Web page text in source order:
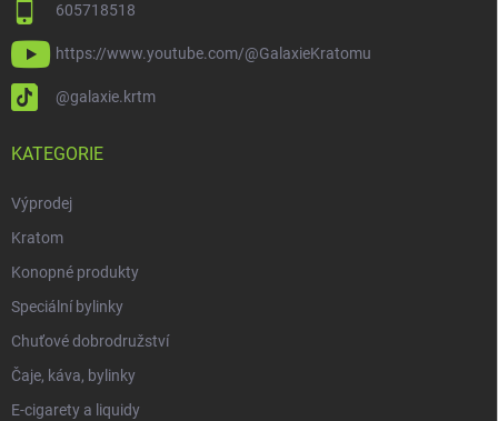
605718518
https://www.youtube.com/@GalaxieKratomu
@galaxie.krtm
KATEGORIE
Výprodej
Kratom
Konopné produkty
Speciální bylinky
Chuťové dobrodružství
Čaje, káva, bylinky
E-cigarety a liquidy